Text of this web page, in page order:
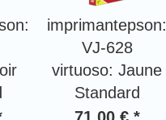
imprimantepson:
VJ-628
virtuoso: Jaune
Standard